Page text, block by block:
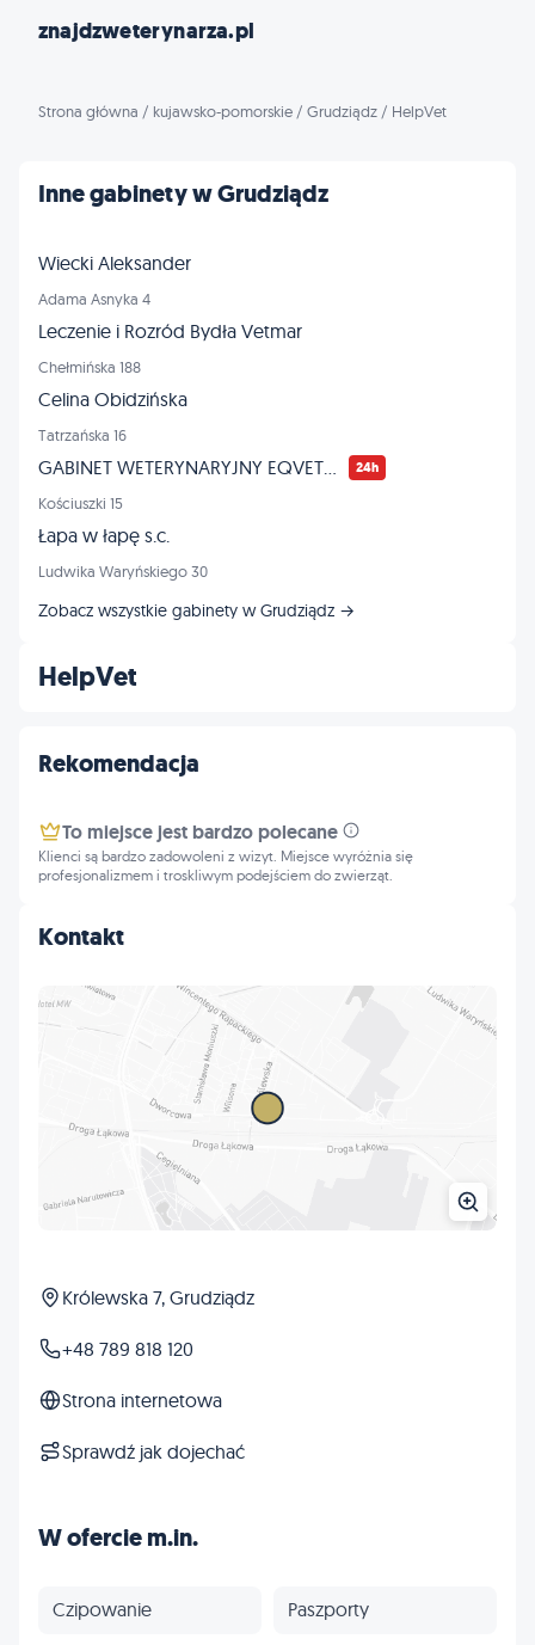
znajdzweterynarza.pl
Strona główna / kujawsko-pomorskie / Grudziądz / HelpVet
HelpVet
Kontakt
Królewska 7, Grudziądz
+48 789 818 120
Strona internetowa
Sprawdź jak dojechać
W ofercie m.in.
Czipowanie Paszporty
Inne gabinety w Grudziądz
Wiecki Aleksander
Adama Asnyka 4
Leczenie i Rozród Bydła Vetmar
Chełmińska 188
Celina Obidzińska
Tatrzańska 16
GABINET WETERYNARYJNY EQVET - leczenie KONI 24h
Kościuszki 15
Łapa w łapę s.c.
Ludwika Waryńskiego 30
Zobacz wszystkie gabinety w Grudziądz →
Rekomendacja
To miejsce jest bardzo polecane
Klienci są bardzo zadowoleni z wizyt. Miejsce wyróżnia się
profesjonalizmem i troskliwym podejściem do zwierząt.